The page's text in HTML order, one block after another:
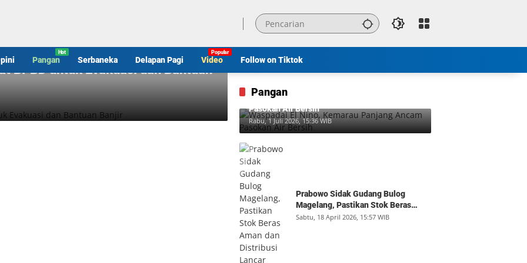
Pangan Serbaneka Delapan Pagi Video Follow on Tiktok
BPBD untuk Evakuasi dan Bantuan
Pangan
Waspadai El Nino, Kemarau Panjang Ancam
Pasokan Air Bersih
Rabu, 1 Juli 2026, 15:36 WIB
Prabowo Sidak Gudang Bulog
Magelang, Pastikan Stok Beras
Aman dan Distribusi Lancar
Sabtu, 18 April 2026, 15:57 WIB